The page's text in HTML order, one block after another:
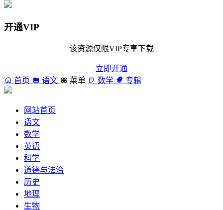
开通VIP
该资源仅限VIP专享下载
立即开通
首页
语文 菜单 数学 专辑
网站首页
语文
数学
英语
科学
道德与法治
历史
地理
生物